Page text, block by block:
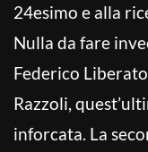
24esimo e alla
Nulla da fare
Federico
Razzoli,
inforcata. La